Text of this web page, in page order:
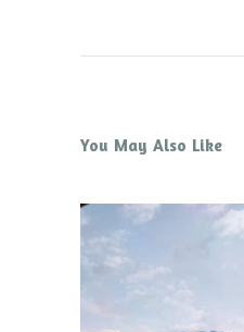
You May Also Like